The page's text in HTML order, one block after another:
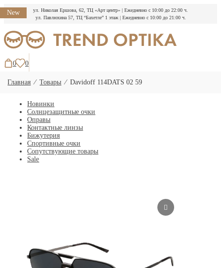
ул. Николая Ершова, 62, ТЦ «Арт центр» | Ежедневно с 10:00 до 22:00 ч.
ул. Павлюхина 57, ТЦ “Бахетле” 1 этаж | Ежедневно с 10:00 до 21:00 ч.
к
содержимому
0 0
Главная ⁄Товары ⁄Davidoff 114DATS 02 59
Новинки
Солнцезащитные очки
Оправы
Контактные линзы
Бижутерия
Спортивные очки
Сопутствующие товары
Sale
New